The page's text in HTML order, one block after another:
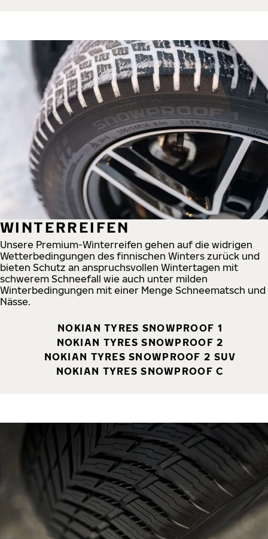
WINTERREIFEN
Unsere Premium-Winterreifen gehen auf die widrigen
Wetterbedingungen des finnischen Winters zurück und
bieten Schutz an anspruchsvollen Wintertagen mit
schwerem Schneefall wie auch unter milden
Winterbedingungen mit einer Menge Schneematsch und
Nässe.
NOKIAN TYRES SNOWPROOF 1
NOKIAN TYRES SNOWPROOF 2
NOKIAN TYRES SNOWPROOF 2 SUV
NOKIAN TYRES SNOWPROOF C